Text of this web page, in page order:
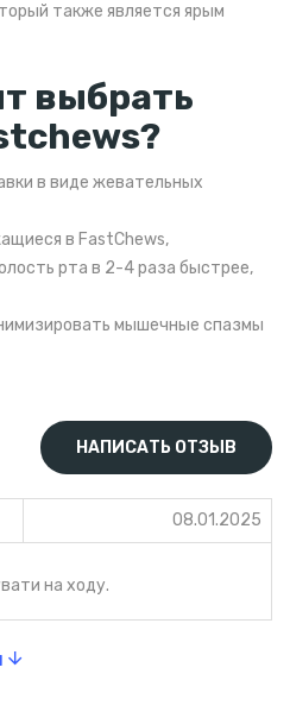
также является ярым
выбрать
в виде жевательных
в FastChews,
рта в 2-4 раза быстрее,
мышечные спазмы
и красителей.
вегетарианцев.
усвоение ингредиентов для
результатов.
формула,
потребление
НАПИСАТЬ ОТЗЫВ
08.01.2025
на ходу.